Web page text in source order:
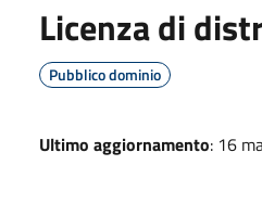
Licenza di
Pubblico dominio
Ultimo aggiornamento: 16